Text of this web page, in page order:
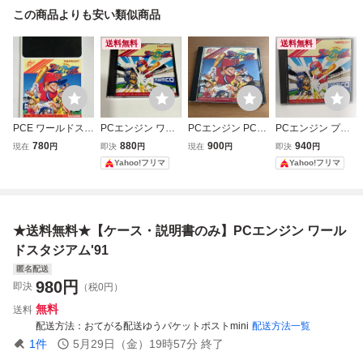
この商品よりも安い類似商品
PCE ワールドスタ
ジアム’91 PCエン
現在 780円
送料無料
PCエンジン ワー
ルドスタジアム H
uCARD
即決 880円
Yahoo!フリマ
PCエンジン PCE
Huカード プロ野
現在 900円
送料無料
PCエンジン プロ
野球ワールドスタ
ジアム HuCARD
NAMCOT
即決 940円
Yahoo!フリマ
★送料無料★【ケース・説明書のみ】PCエンジン ワール
ドスタジアム'91
匿名配送
即決 980円
（税0円）
送料 無料
配送方法 おてがる配送ゆうパケットポストmini 配送方法一覧
1件 5月29日（金）19時57分 終了